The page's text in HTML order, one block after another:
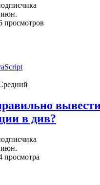
июн.
просмотров
в див?
июн.
просмотра